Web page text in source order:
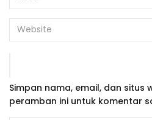
Simpan nama, email, dan situs
peramban ini untuk komentar